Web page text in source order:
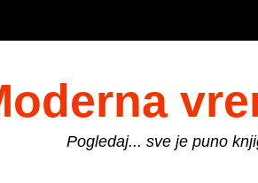
Pogledaj... sve je puno